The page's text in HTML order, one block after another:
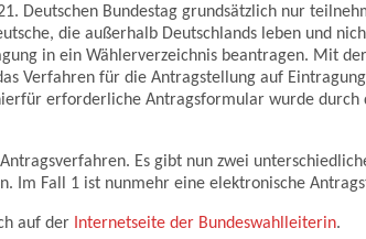
Deutschen Bundestag grundsätzlich nur
die außerhalb Deutschlands leben und
in ein Wählerverzeichnis beantragen. Mit
Verfahren für die Antragstellung auf
erforderliche Antragsformular wurde durch
Es gibt nun zwei
Im Fall 1 ist nunmehr eine elektronische
auf der Internetseite der Bundeswahlleiterin.